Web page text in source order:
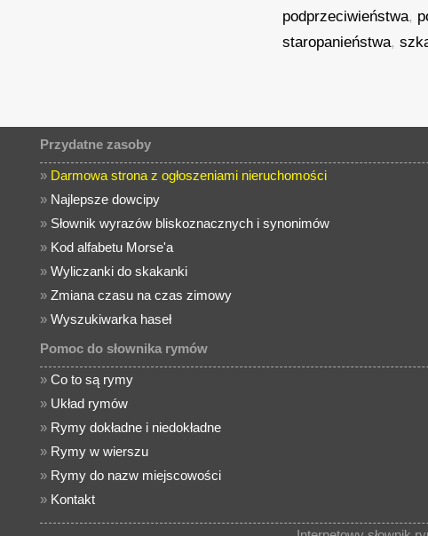
podprzeciwieństwa,
staropanieństwa,
Przydatne zasoby
» Darmowa strona z ogłoszeniami nieruchomości
» Najlepsze dowcipy
» Słownik wyrazów bliskoznacznych i synonimów
» Kod alfabetu Morse'a
»Wyliczanki do skakanki
»Zmiana czasu na czas zimowy
»Wyszukiwarka haseł
Pomoc do słownika rymów
»Co to są rymy
» Układ rymów
» Rymy dokładne i niedokładne
» Rymy w wierszu
» Rymy do nazw miejscowości
» Kontakt